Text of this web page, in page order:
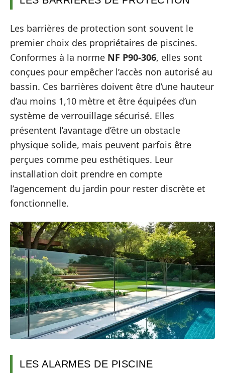
Les barrières de protection sont souvent le
premier choix des propriétaires de piscines.
Conformes à la norme NF P90-306, elles sont
conçues pour empêcher l’accès non autorisé au
bassin. Ces barrières doivent être d’une hauteur
d’au moins 1,10 mètre et être équipées d’un
système de verrouillage sécurisé. Elles
présentent l’avantage d’être un obstacle
physique solide, mais peuvent parfois être
perçues comme peu esthétiques. Leur
installation doit prendre en compte
l’agencement du jardin pour rester discrète et
fonctionnelle.
LES ALARMES DE PISCINE